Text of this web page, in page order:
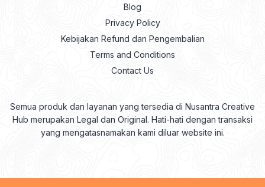
Blog
Privacy Policy
Kebijakan Refund dan Pengembalian
Terms and Conditions
Contact Us
Semua produk dan layanan yang tersedia di Nusantra Creative
Hub merupakan Legal dan Original. Hati-hati dengan transaksi
yang mengatasnamakan kami diluar website ini.